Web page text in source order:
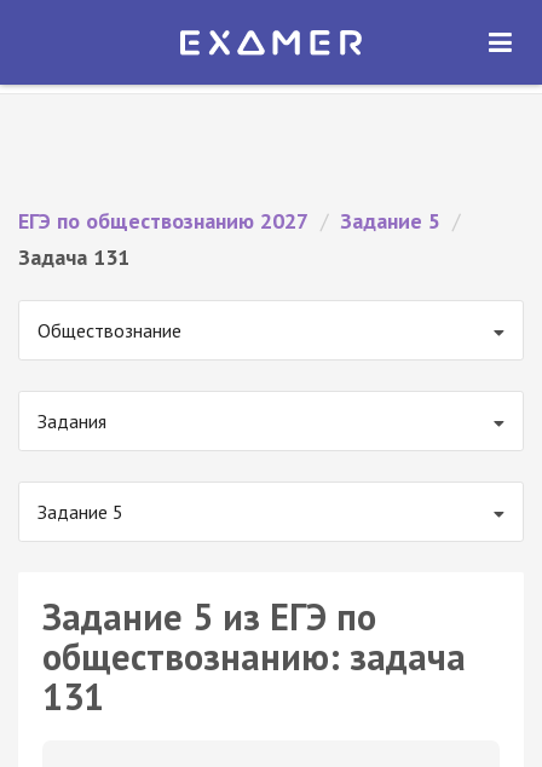
Экзамер — ЕГЭ 2027
ОТКРЫТЬ
ЕГЭ по обществознанию 2027 / Задание 5 /
Задача 131
Обществознание
Задания
Задание 5
Задание 5 из ЕГЭ по
обществознанию: задача
131